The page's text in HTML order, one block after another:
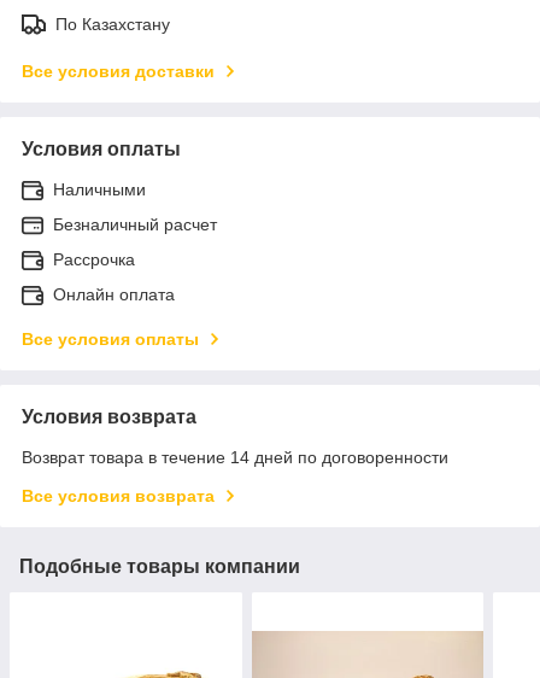
По Казахстану
Все условия доставки
Условия оплаты
Наличными
Безналичный расчет
Рассрочка
Онлайн оплата
Все условия оплаты
Условия возврата
Возврат товара в течение 14 дней по договоренности
Все условия возврата
Подобные товары компании